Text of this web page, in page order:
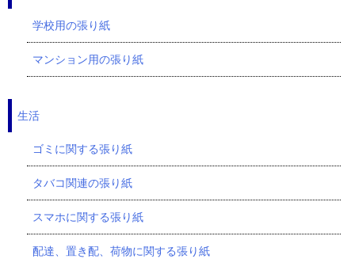
学校用の張り紙
マンション用の張り紙
生活
ゴミに関する張り紙
タバコ関連の張り紙
スマホに関する張り紙
配達、置き配、荷物に関する張り紙